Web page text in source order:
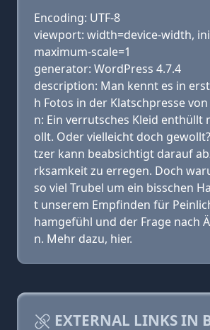
Encoding: UTF-8
viewport: width=device-width,
maximum-scale=1
generator: WordPress 4.7.4
description: Man kennt es in
h Fotos in der Klatschpresse
n: Ein verrutsches Kleid enthüllt
ollt. Oder vielleicht doch
tzer kann beabsichtigt darauf
rksamkeit zu erregen. Doch
so viel Trubel um ein bisschen
t unserem Empfinden für
hamgefühl und der Frage nach
n. Mehr dazu, hier.
EXTERNAL LINKS IN